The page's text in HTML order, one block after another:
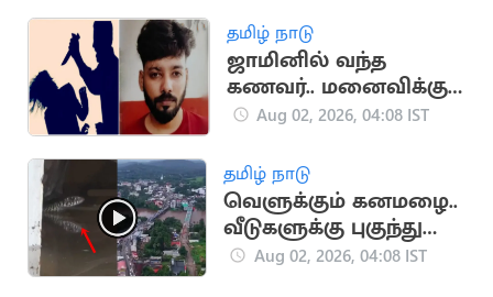
தமிழ் நாடு
ஜாமினில் வந்த
கணவர்.. மனைவிக்கு
சரமாரி கத்திக்குத்து
Aug 02, 2026, 04:08 IST
தமிழ் நாடு
வெளுக்கும் கனமழை..
வீடுகளுக்கு புகுந்து
வரும் விஷ ஜந்துக்கள்
Aug 02, 2026, 04:08 IST